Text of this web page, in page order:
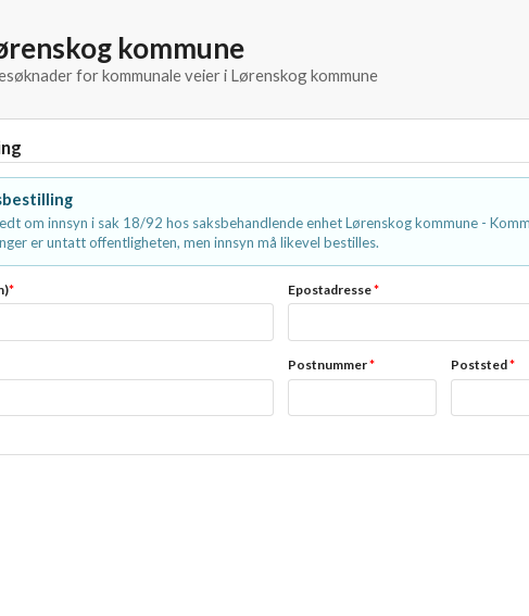
kommune
for kommunale veier i Lørenskog kommune
om innsyn i sak 18/92 hos saksbehandlende enhet Lørenskog kommune -
er untatt offentligheten, men innsyn må likevel bestilles.
* Epostadresse*
Postnummer* Poststed*